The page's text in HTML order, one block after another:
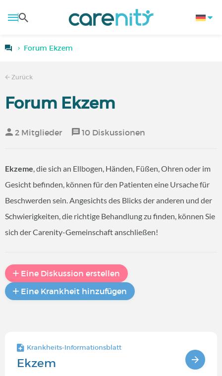
Forum Ekzem
Zurück
Forum Ekzem
2 Mitglieder 10 Diskussionen
Ekzeme, die sich an Ellbogen, Händen, Füßen, Ohren oder im
Gesicht befinden, können für den Patienten eine Ursache für
Beschwerden sein. Angesichts des Blicks der anderen und der
Schwierigkeiten, die richtige Behandlung zu finden, können Sie
sich der Carenity-Gemeinschaft anschließen!
Eine Diskussion erstellen
Eine Krankheit hinzufügen
Krankheits-Informationsblatt
Ekzem